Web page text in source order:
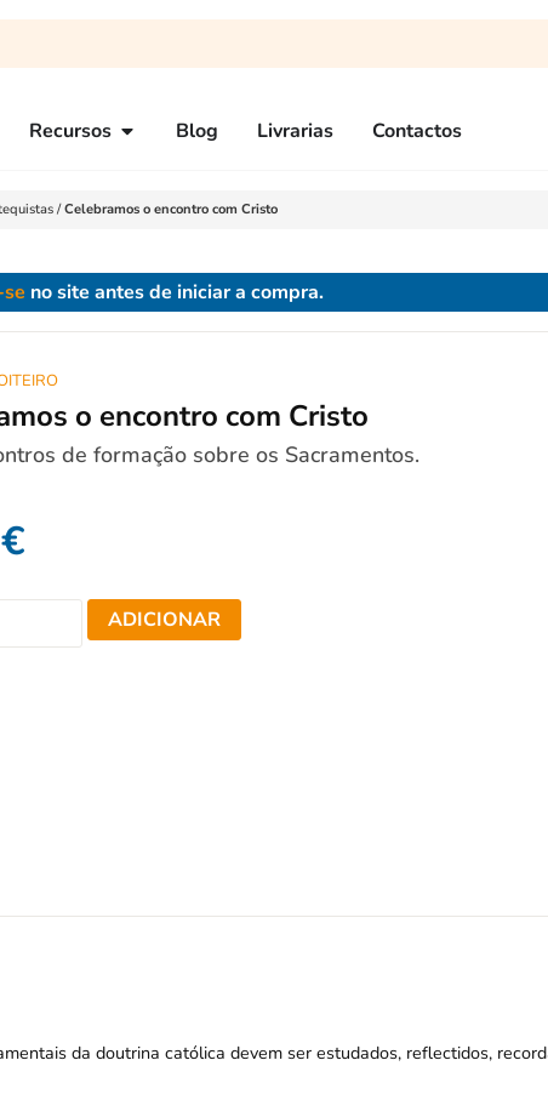
Recursos Blog Livrarias Contactos
/Celebramos o encontro com Cristo
no site antes de iniciar a compra.
o encontro com Cristo
de formação sobre os Sacramentos.
€
ADICIONAR
da doutrina católica devem ser estudados, reflectidos,